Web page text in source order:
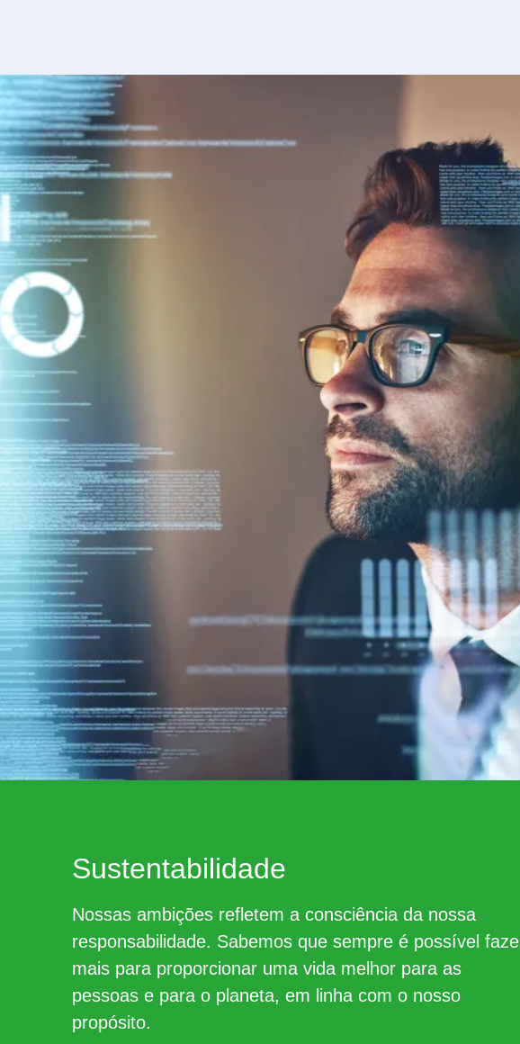
Sustentabilidade
Nossas ambições refletem a consciência da nossa
responsabilidade. Sabemos que sempre é possível
mais para proporcionar uma vida melhor para as
pessoas e para o planeta, em linha com o nosso
propósito.